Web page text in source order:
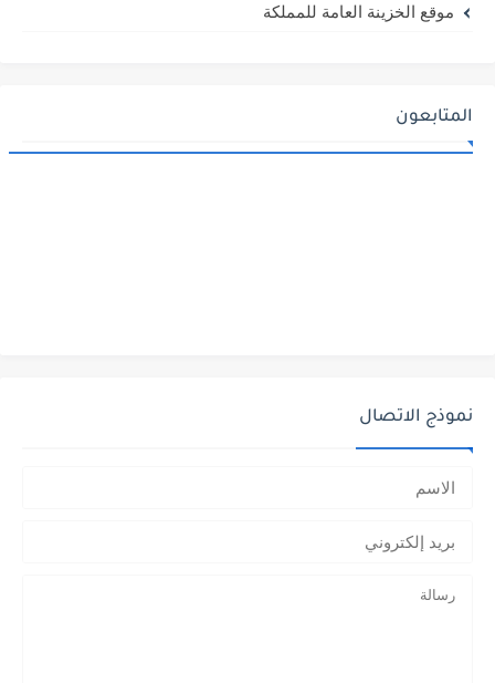
موقع الخزينة العامة للمملكة
المتابعون
نموذج الاتصال